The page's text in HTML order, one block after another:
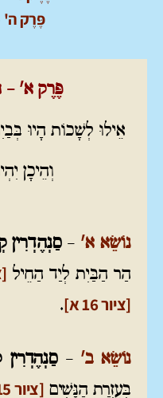
פֶּרֶק ה'
פֶּרֶק א' –
אֵילוּ לְשָׁכוֹת הָיוּ
וְהֵיכָן
נוֹשֵׂא א' – סַנְהֶדְרִין
הַר הַבַּיִת לְיַד הַחֵיל
[ציור 16 א] .
נוֹשֵׂא ב' –
בְּעֶזְרַת הַנָּשִׁים [ציור 15 ב]